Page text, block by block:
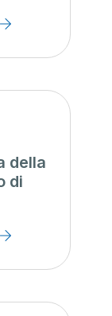
della
di